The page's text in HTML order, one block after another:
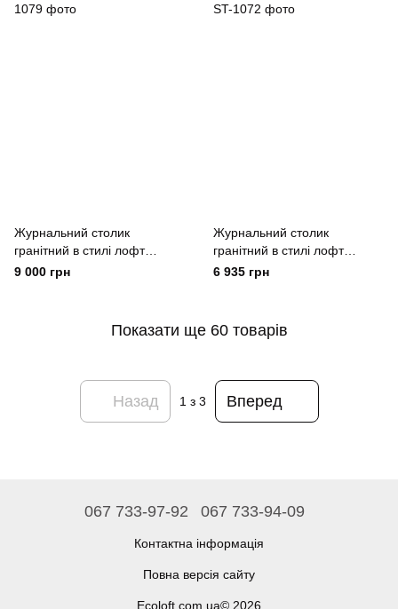
Журнальний столик
гранітний в стилі лофт
EcoLoft Stone ST-1079
9 000 грн
Журнальний столик
гранітний в стилі лофт
EcoLoft Кордалія ST-1072
6 935 грн
Показати ще 60 товарів
Назад 1 з 3 Вперед
067 733-97-92 067 733-94-09
Контактна інформація
Повна версія сайту
Ecoloft.com.ua© 2026